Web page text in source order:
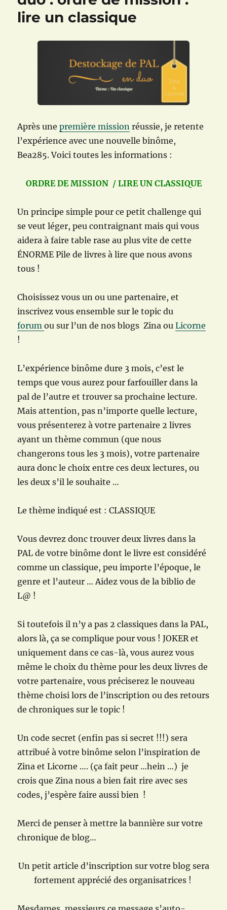
lire un classique
Après unepremière mission réussie, je retente
l’expérience avec une nouvelle binôme,
Bea285. Voici toutes les informations :
ORDRE DE MISSION / LIRE UN CLASSIQUE
Un principe simple pour ce petit challenge qui
se veut léger, peu contraignant mais qui vous
aidera à faire table rase au plus vite de cette
ÉNORME Pile de livres à lire que nous avons
tous !
Choisissez vous un ou une partenaire, et
inscrivez vous ensemble sur le topic du
forumou sur l’un de nos blogs Zina ouLicorne
!
L’expérience binôme dure 3 mois, c’est le
temps que vous aurez pour farfouiller dans la
pal de l’autre et trouver sa prochaine lecture.
Mais attention, pas n’importe quelle lecture,
vous présenterez à votre partenaire 2 livres
ayant un thème commun (que nous
changerons tous les 3 mois), votre partenaire
aura donc le choix entre ces deux lectures, ou
les deux s’il le souhaite …
Le thème indiqué est : CLASSIQUE
Vous devrez donc trouver deux livres dans la
PAL de votre binôme dont le livre est considéré
comme un classique, peu importe l’époque, le
genre et l’auteur … Aidez vous de la biblio de
L@ !
Si toutefois il n’y a pas 2 classiques dans la PAL,
alors là, ça se complique pour vous ! JOKER et
uniquement dans ce cas-là, vous aurez vous
même le choix du thème pour les deux livres de
votre partenaire, vous préciserez le nouveau
thème choisi lors de l’inscription ou des retours
de chroniques sur le topic !
Un code secret (enfin pas si secret !!!) sera
attribué à votre binôme selon l’inspiration de
Zina et Licorne …. (ça fait peur …hein …) je
crois que Zina nous a bien fait rire avec ses
codes, j’espère faire aussi bien !
Merci de penser à mettre la bannière sur votre
chronique de blog…
Un petit article d’inscription sur votre blog sera
fortement apprécié des organisatrices !